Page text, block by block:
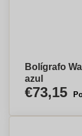
Bolígrafo
azul
€73,15